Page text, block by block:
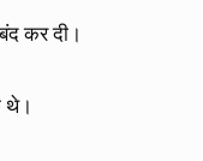
कर दी।
थे।